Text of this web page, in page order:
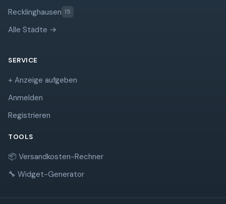
Recklinghausen 15
Alle Städte →
SERVICE
+ Anzeige aufgeben
Anmelden
Registrieren
TOOLS
📦 Versandkosten-Rechner
🔧 Widget-Generator